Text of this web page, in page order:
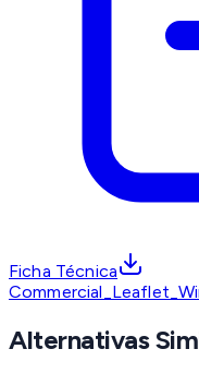
Ficha Técnica
Alternativas